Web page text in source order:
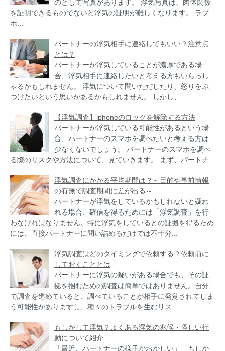
のとして写真があります。 浮気写真は、肉体関係
を証明できるものでないと浮気の証明が難しくなります。 ラブ
ホ...
パートナーの浮気相手に連絡してもいい？注意点
とは？
パートナーが浮気していることが濃厚である場
合、浮気相手に連絡したいと考える方もいらっし
ゃるかもしれません。 浮気について問いただしたり、怒りをぶ
つけたいという思いがあるかもしれません。 しかし、...
【浮気調査】iphoneのロックを解除する方法
パートナーが浮気している可能性があるという場
合、パートナーのスマホを調べたいと考える方は
少なくないでしょう。 パートナーのスマホを調べ
る際のリスクや方法について、見ていきます。 まず、パートナ...
浮気調査にかかる平均期間は？～目的や事前情報
の有無で調査期間に差が出る～
パートナーが浮気をしているかもしれないと疑わ
れる場合、確信を得るためには「浮気調査」を行
わなければなりません。特に浮気をしているとの証拠を得るため
には、直接パートナーに問い詰めるだけでは不十分...
浮気調査はどのタイミングで依頼する？依頼前に
しておくこととは
パートナーに浮気の疑いがある場合でも、その証
拠を掴むための調査は簡単ではありません。自分
で調査を進めていると、調べていることが相手に発覚されてしま
う可能性がありますし、種々のトラブルを生むリス...
もしかして浮気？よくある浮気の兆候・怪しい行
動について紹介
「最近、パートナーの様子がおかしい」「もしか